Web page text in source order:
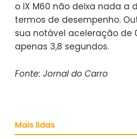
o iX M60 não deixa nada a
termos de desempenho.
sua notável aceleração de
apenas 3,8 segundos.
Fonte: Jornal do Carro
Mais lidas